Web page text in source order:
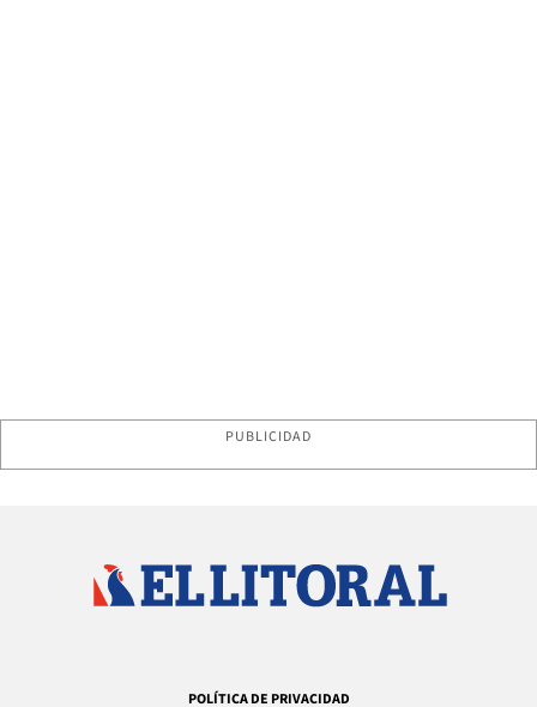
PUBLICIDAD
POLÍTICA DE PRIVACIDAD